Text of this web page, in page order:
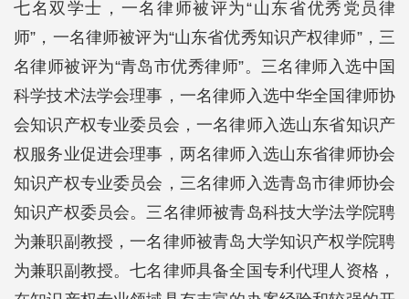
七名双学士，一名律师被评为“山东省优秀党员律
师”，一名律师被评为“山东省优秀知识产权律师”，三
名律师被评为“青岛市优秀律师”。三名律师入选中国
科学技术法学会理事，一名律师入选中华全国律师协
会知识产权专业委员会，一名律师入选山东省知识产
权服务业促进会理事，两名律师入选山东省律师协会
知识产权专业委员会，三名律师入选青岛市律师协会
知识产权委员会。三名律师被青岛科技大学法学院聘
为兼职副教授，一名律师被青岛大学知识产权学院聘
为兼职副教授。七名律师具备全国专利代理人资格，